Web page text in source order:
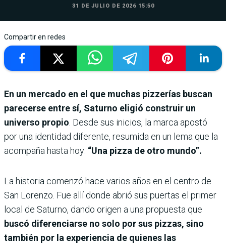
31 DE JULIO DE 2026 15:50
Compartir en redes
En un mercado en el que muchas pizzerías buscan
parecerse entre sí, Saturno eligió construir un
universo propio . Desde sus inicios, la marca apostó
por una identidad diferente, resumida en un lema que la
acompaña hasta hoy: “Una pizza de otro mundo”.
La historia comenzó hace varios años en el centro de
San Lorenzo. Fue allí donde abrió sus puertas el primer
local de Saturno, dando origen a una propuesta que
buscó diferenciarse no solo por sus pizzas, sino
también por la experiencia de quienes las